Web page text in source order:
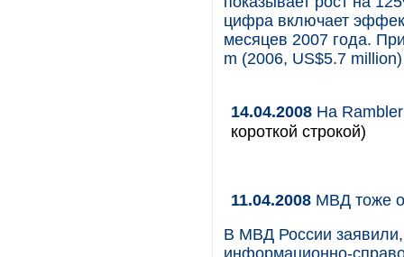
цифра включает
месяцев 2007 года.
m (2006, US$5.7 million)
14.04.2008 На
короткой строкой)
11.04.2008 МВД тоже
В МВД России
информационно-